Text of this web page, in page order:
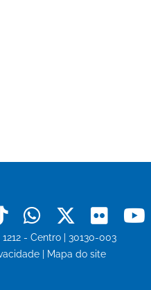
TiktokWhatsapp
X Flickr
- Centro | 30130-003
Mapa do site